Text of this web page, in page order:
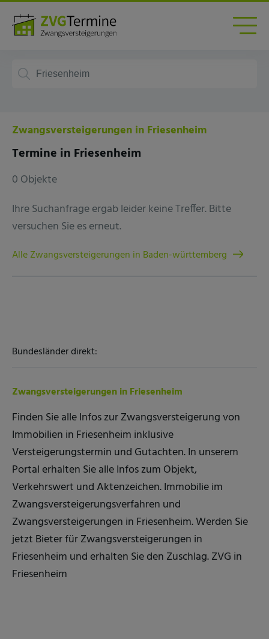
Zwangsversteigerungen in Friesenheim
Termine in Friesenheim
0 Objekte
Ihre Suchanfrage ergab leider keine Treffer. Bitte
versuchen Sie es erneut.
Alle Zwangsversteigerungen in Baden-württemberg
Bundesländer direkt:
Zwangsversteigerungen in Friesenheim
Finden Sie alle Infos zur Zwangsversteigerung von
Immobilien in Friesenheim inklusive
Versteigerungstermin und Gutachten. In unserem
Portal erhalten Sie alle Infos zum Objekt,
Verkehrswert und Aktenzeichen. Immobilie im
Zwangsversteigerungsverfahren und
Zwangsversteigerungen in Friesenheim. Werden Sie
jetzt Bieter für Zwangsversteigerungen in
Friesenheim und erhalten Sie den Zuschlag. ZVG in
Friesenheim